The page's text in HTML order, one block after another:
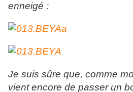
enneigé :
Je suis sûre que, comme
vient encore de passer un